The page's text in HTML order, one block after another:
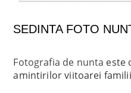
SEDINTA FOTO
Fotografia de nunta este
amintirilor viitoarei